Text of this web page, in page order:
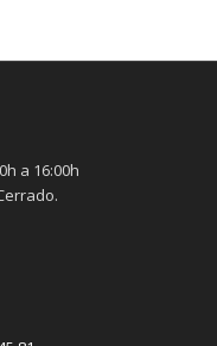
a 16:00h